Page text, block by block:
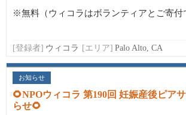
※無料（ウィコラはボランティアとご寄付
[登録者] ウィコラ [エリア] Palo Alto, CA
お知らせ
🌻NPOウィコラ 第190回 妊娠産後ピア
らせ🌻